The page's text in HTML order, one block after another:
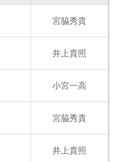
宮脇秀貴
井上貴照
小宮一高
宮脇秀貴
井上貴照